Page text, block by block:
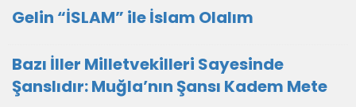
Gelin “İSLAM” ile İslam Olalım
Bazı İller Milletvekilleri Sayesinde
Şanslıdır: Muğla’nın Şansı Kadem Mete